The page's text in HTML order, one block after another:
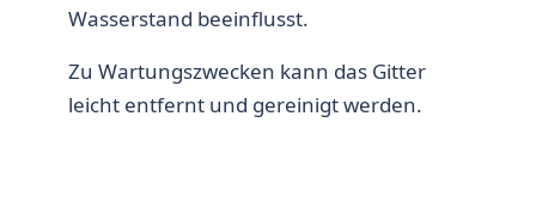
Wasserstand beeinflusst.
Zu Wartungszwecken kann das Gitter
leicht entfernt und gereinigt werden.